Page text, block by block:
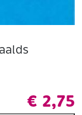
€ 2,75